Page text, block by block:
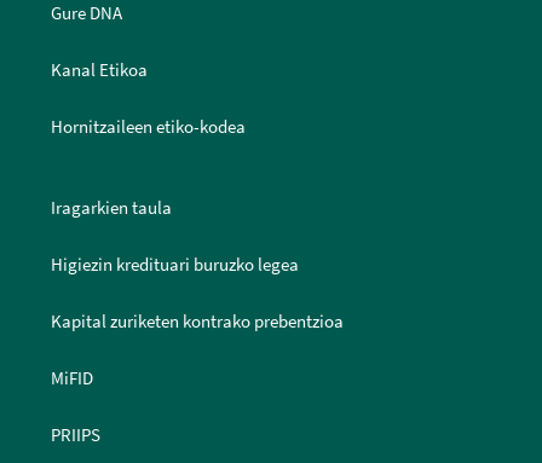
Gure DNA
Kanal Etikoa
Hornitzaileen etiko-kodea
Iragarkien taula
Higiezin kredituari buruzko legea
Kapital zuriketen kontrako prebentzioa
MiFID
PRIIPS